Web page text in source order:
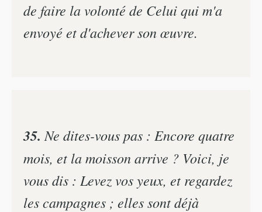
de faire la volonté de Celui qui m'a
envoyé et d'achever son œuvre.
35. Ne dites-vous pas : Encore quatre
mois, et la moisson arrive ? Voici, je
vous dis : Levez vos yeux, et regardez
les campagnes ; elles sont déjà